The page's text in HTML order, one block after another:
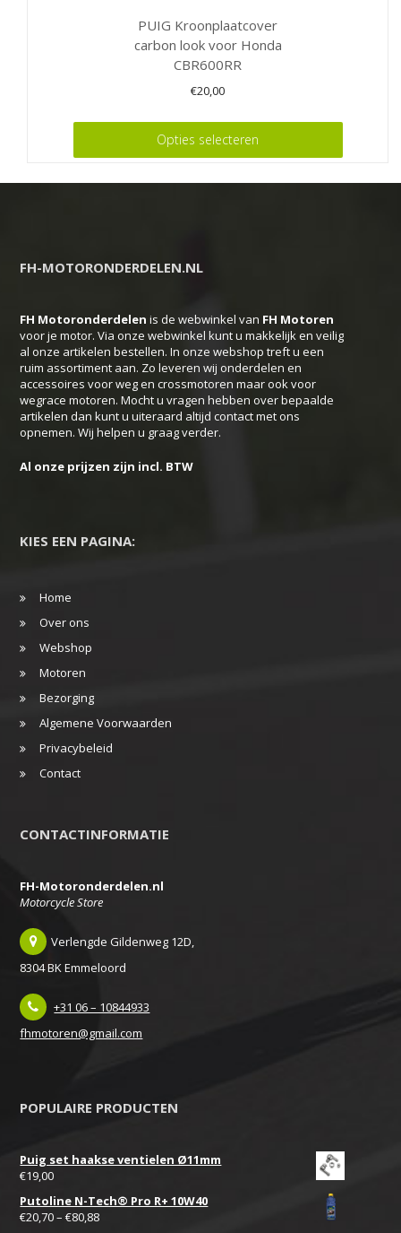
PUIG Kroonplaatcover
carbon look voor Honda
CBR600RR
€20,00
Opties selecteren
heeft
optie
gekozen
worden
op
de
productpagina
FH-MOTORONDERDELEN.NL
FH Motoronderdelen is de webwinkel van FH Motoren
voor je motor. Via onze webwinkel kunt u makkelijk en veilig
al onze artikelen bestellen. In onze webshop treft u een
ruim assortiment aan. Zo leveren wij onderdelen en
accessoires voor weg en crossmotoren maar ook voor
wegrace motoren. Mocht u vragen hebben over bepaalde
artikelen dan kunt u uiteraard altijd contact met ons
opnemen. Wij helpen u graag verder.
Al onze prijzen zijn incl. BTW
KIES EEN PAGINA:
Home
Over ons
Webshop
Motoren
Bezorging
Algemene Voorwaarden
Privacybeleid
Contact
CONTACTINFORMATIE
FH-Motoronderdelen.nl
Motorcycle Store
Verlengde Gildenweg 12D,
8304 BK Emmeloord
+31 06 – 10844933
fhmotoren@gmail.com
POPULAIRE PRODUCTEN
Puig set haakse ventielen Ø11mm
€19,00
Putoline N-Tech® Pro R+ 10W40
€20,70–€80,88